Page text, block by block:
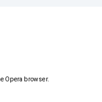
Opera browser.